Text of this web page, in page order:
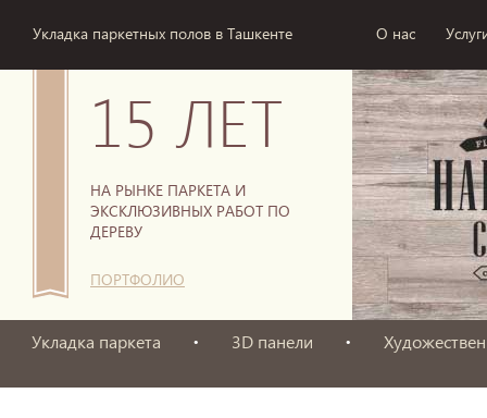
Укладка паркетных полов в Ташкенте О нас
15 ЛЕТ
НА РЫНКЕ ПАРКЕТА И
ЭКСКЛЮЗИВНЫХ РАБОТ ПО
ДЕРЕВУ
ПОРТФОЛИО
Укладка паркета 3D панели